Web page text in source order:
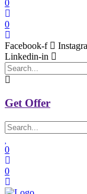
0
0
Facebook-f
Linkedin-in
Get Offer
0
0